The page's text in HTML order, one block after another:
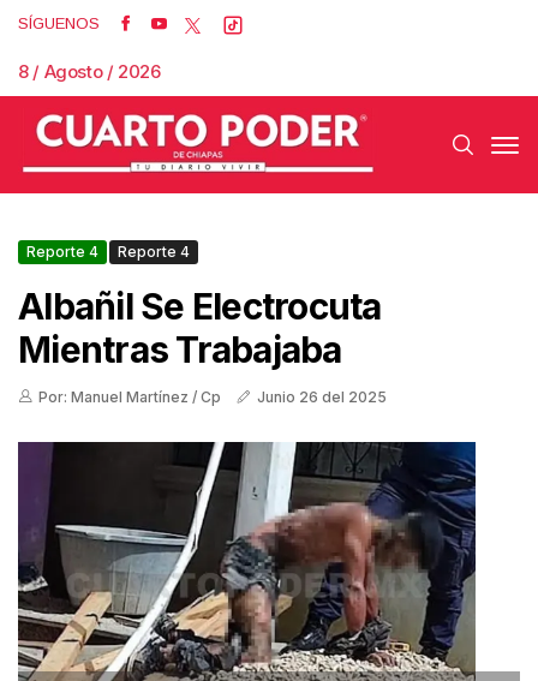
SÍGUENOS
8 / Agosto / 2026
Reporte 4 Reporte 4
Albañil Se Electrocuta
Mientras Trabajaba
Por: Manuel Martínez / Cp Junio 26 del 2025